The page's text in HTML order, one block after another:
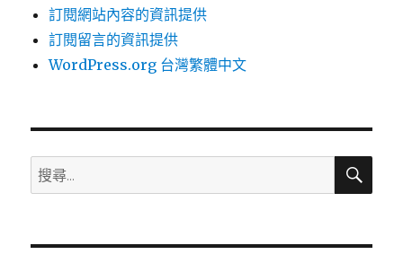
訂閱網站內容的資訊提供
訂閱留言的資訊提供
WordPress.org 台灣繁體中文
搜
尋
鍵
搜